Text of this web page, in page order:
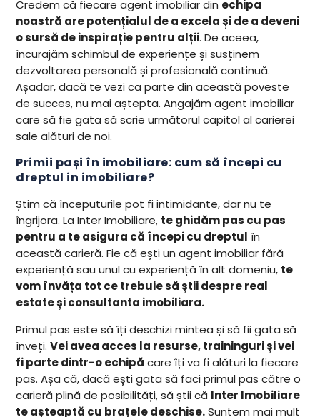
Credem că fiecare agent imobiliar din echipa
noastră are potențialul de a excela și de a deveni
o sursă de inspirație pentru alții. De aceea,
încurajăm schimbul de experiențe și susținem
dezvoltarea personală și profesională continuă.
Așadar, dacă te vezi ca parte din această poveste
de succes, nu mai aștepta. Angajăm agent imobiliar
care să fie gata să scrie următorul capitol al carierei
sale alături de noi.
Primii pași în imobiliare: cum să începi cu
dreptul in imobiliare?
Știm că începuturile pot fi intimidante, dar nu te
îngrijora. La Inter Imobiliare, te ghidăm pas cu pas
pentru a te asigura că începi cu dreptul în
această carieră. Fie că ești un agent imobiliar fără
experiență sau unul cu experiență în alt domeniu, te
vom învăța tot ce trebuie să știi despre real
estate și consultanta imobiliara.
Primul pas este să îți deschizi mintea și să fii gata să
înveți.Vei avea acces la resurse, traininguri și vei
fi parte dintr-o echipă care îți va fi alături la fiecare
pas. Așa că, dacă ești gata să faci primul pas către o
carieră plină de posibilități, să știi că Inter Imobiliare
te așteaptă cu brațele deschise.Suntem mai mult